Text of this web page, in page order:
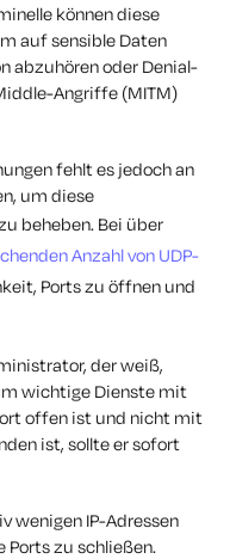
können diese
auf sensible Daten
abzuhören oder Denial-
Angriffe (MITM)
fehlt es jedoch an
um diese
beheben. Bei über
Anzahl von UDP-
Ports zu öffnen und
der weiß,
wichtige Dienste mit
offen ist und nicht mit
ist, sollte er sofort
wenigen IP-Adressen
Ports zu schließen.